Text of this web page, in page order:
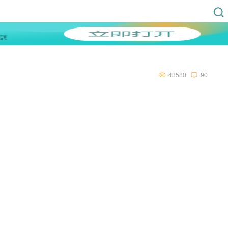
90
43580